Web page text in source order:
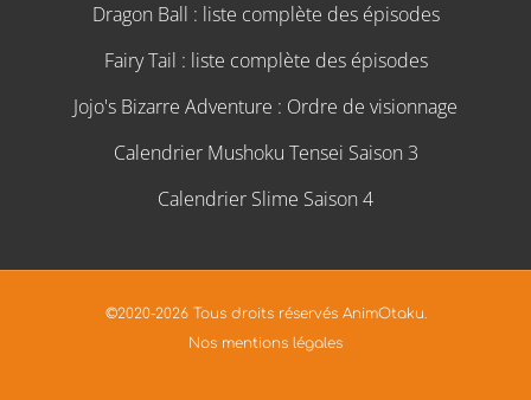
Dragon Ball : liste complète des épisodes
Fairy Tail : liste complète des épisodes
Jojo's Bizarre Adventure : Ordre de visionnage
Calendrier Mushoku Tensei Saison 3
Calendrier Slime Saison 4
©2020-2026 Tous droits réservés AnimOtaku.
Nos mentions légales